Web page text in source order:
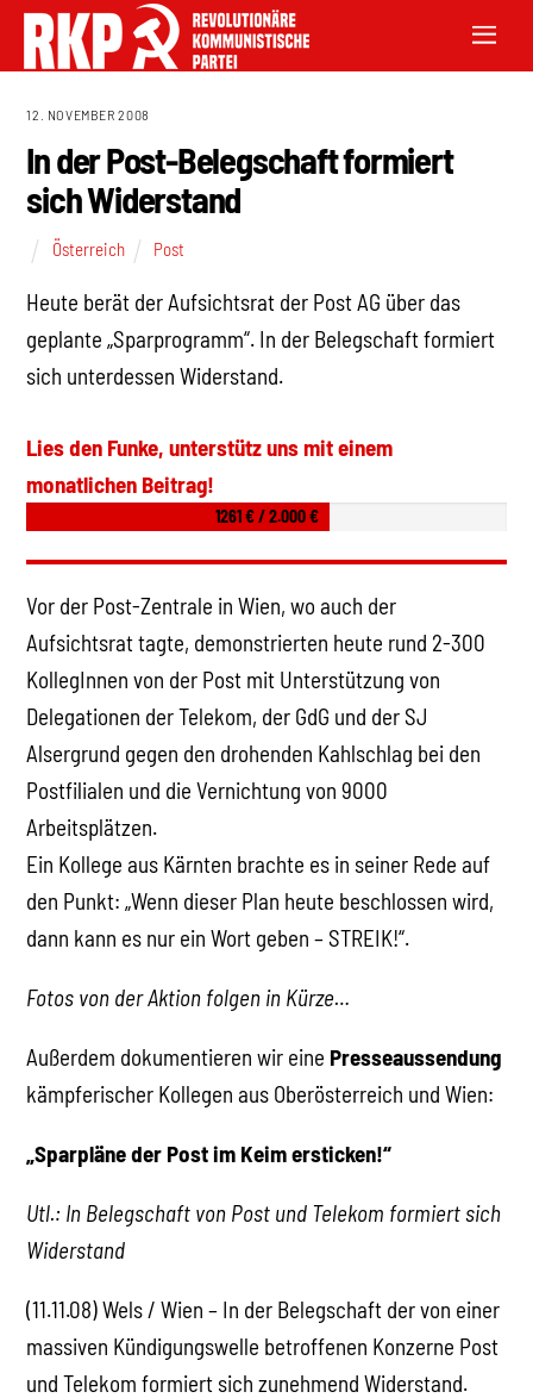
12. NOVEMBER 2008
In der Post-Belegschaft formiert
sich Widerstand
Österreich Post
Heute berät der Aufsichtsrat der Post AG über das
geplante „Sparprogramm“. In der Belegschaft formiert
sich unterdessen Widerstand.
Lies den Funke, unterstütz uns mit einem
monatlichen Beitrag!
1261 € / 2.000 €
Vor der Post-Zentrale in Wien, wo auch der
Aufsichtsrat tagte, demonstrierten heute rund 2-300
KollegInnen von der Post mit Unterstützung von
Delegationen der Telekom, der GdG und der SJ
Alsergrund gegen den drohenden Kahlschlag bei den
Postfilialen und die Vernichtung von 9000
Arbeitsplätzen.
Ein Kollege aus Kärnten brachte es in seiner Rede auf
den Punkt: „Wenn dieser Plan heute beschlossen wird,
dann kann es nur ein Wort geben – STREIK!“.
Fotos von der Aktion folgen in Kürze…
Außerdem dokumentieren wir eine Presseaussendung
kämpferischer Kollegen aus Oberösterreich und Wien:
„Sparpläne der Post im Keim ersticken!“
Utl.: In Belegschaft von Post und Telekom formiert sich
Widerstand
(11.11.08) Wels / Wien – In der Belegschaft der von einer
massiven Kündigungswelle betroffenen Konzerne Post
und Telekom formiert sich zunehmend Widerstand.